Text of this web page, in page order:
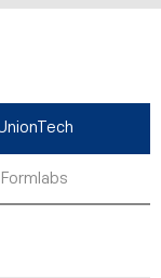
Formlabs